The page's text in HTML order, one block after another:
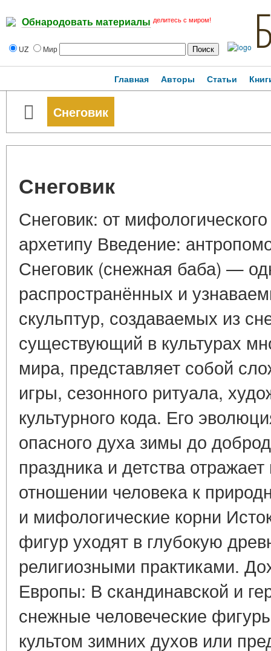
Обнародовать материалы делитесь с миром!
UZ Мир
Главная Авторы Статьи
Снеговик
Снеговик
Снеговик: от
архетипу Введение:
Снеговик (снежная баба) —
распространённых и
скульптур, создаваемых из
существующий в культурах
мира, представляет собой
игры, сезонного ритуала,
культурного кода. Его
опасного духа зимы до
праздника и детства
отношении человека к
и мифологические корни
фигур уходят в глубокую
религиозными практиками.
Европы: В скандинавской и
снежные человеческие
культом зимних духов или